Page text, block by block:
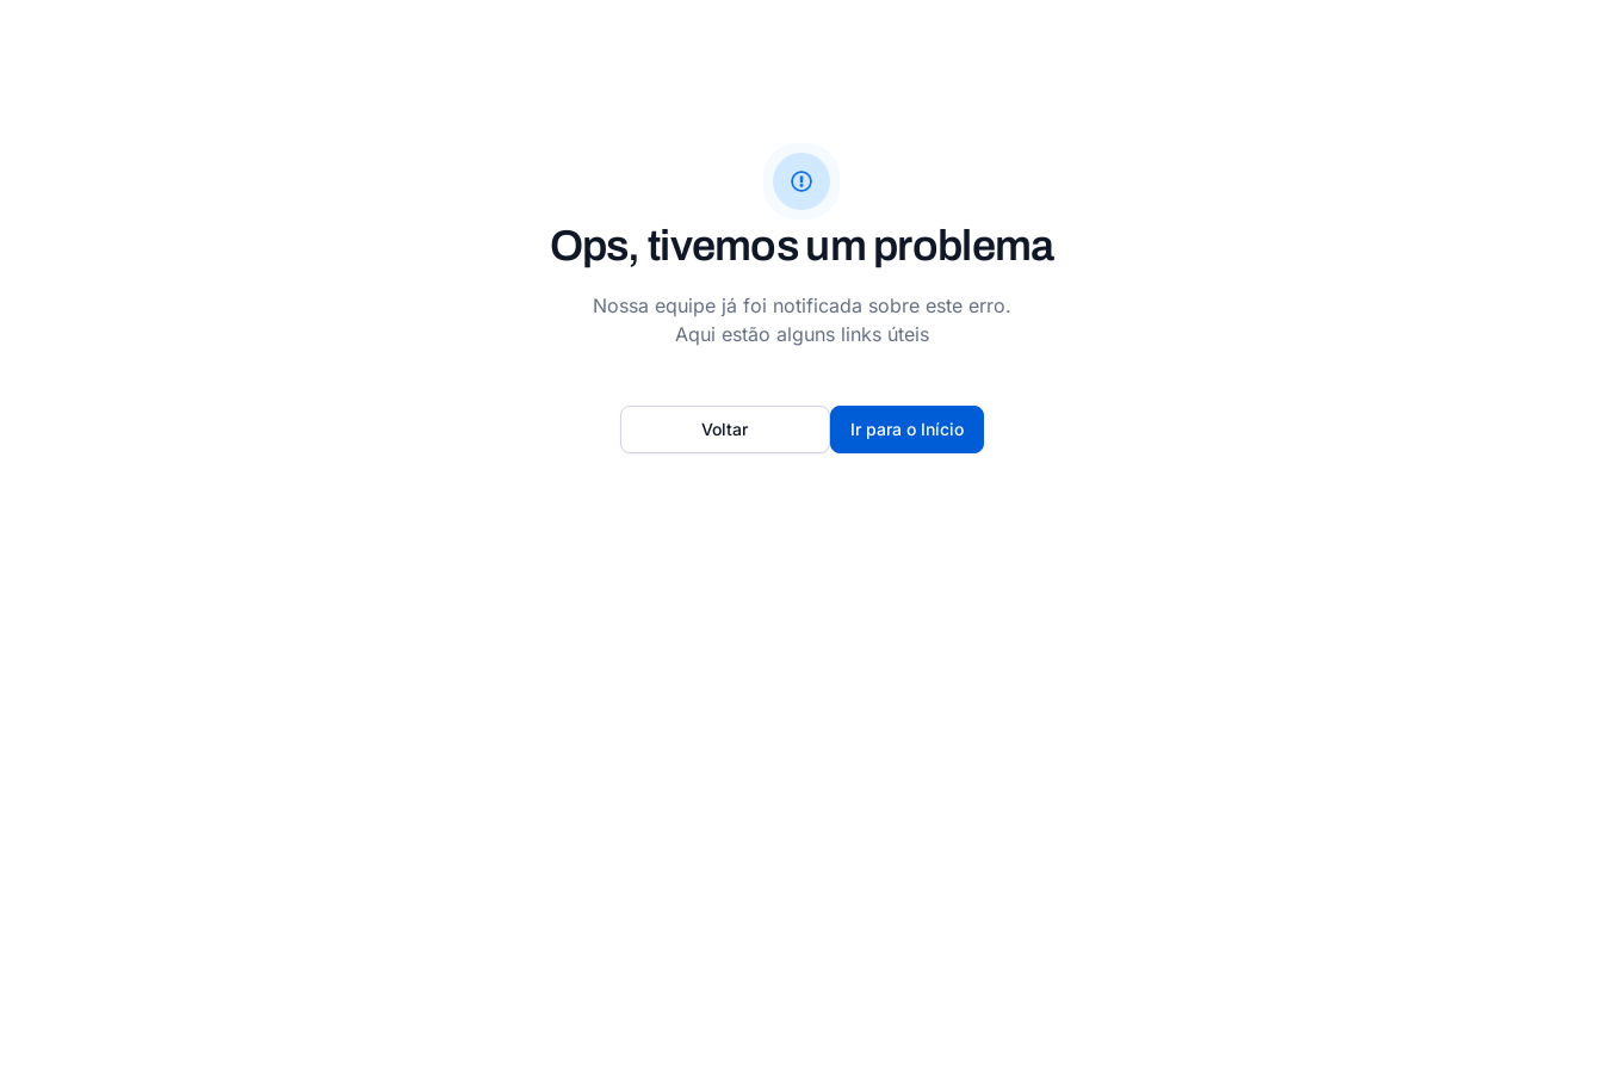
Ops, tivemos um problema
Nossa equipe já foi notificada sobre este erro.
Aqui estão alguns links úteis
Ir para o Início
Voltar